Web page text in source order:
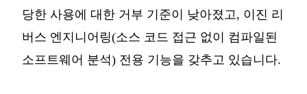
당한 사용에 대한 거부 기준이 낮아졌고, 이진 리
버스 엔지니어링(소스 코드 접근 없이 컴파일된
소프트웨어 분석) 전용 기능을 갖추고 있습니다.